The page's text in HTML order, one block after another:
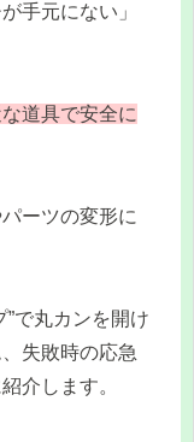
手元にない」
道具で安全に
ーツの変形に
”で丸カンを開け
失敗時の応急
介します。